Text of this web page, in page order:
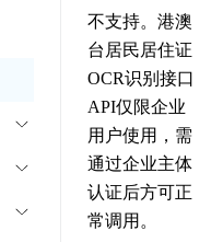
不支持。港澳
台居民居住证
OCR识别接口
API仅限企业
用户使用，需
通过企业主体
认证后方可正
常调用。